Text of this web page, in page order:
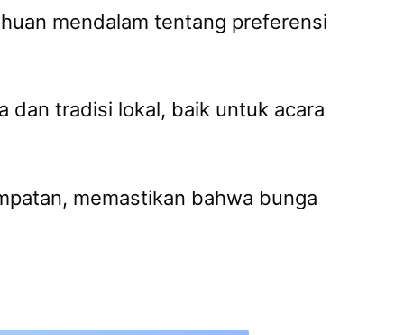
mendalam tentang preferensi
dan tradisi lokal, baik untuk acara
memastikan bahwa bunga